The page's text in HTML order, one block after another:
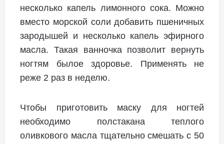
несколько капель лимонного сока. Можно
вместо морской соли добавить пшеничных
зародышей и несколько капель эфирного
масла. Такая ванночка позволит вернуть
ногтям былое здоровье. Применять не
реже 2 раз в неделю.
Чтобы приготовить маску для ногтей
необходимо полстакана теплого
оливкового масла тщательно смешать с 50